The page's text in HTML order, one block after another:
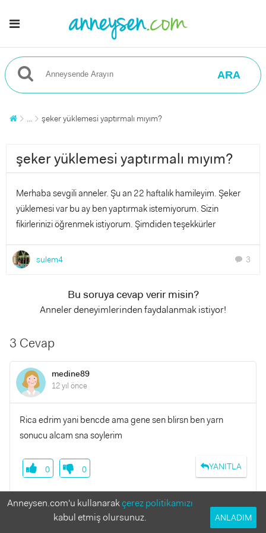
ARA
... şeker yüklemesi yaptırmalı mıyım?
şeker yüklemesi yaptırmalı mıyım?
Merhaba sevgili anneler. Şu an 22 haftalık hamileyim. Şeker
yüklemesi var bu ay ben yaptırmak istemiyorum. Sizin
fikirlerinizi öğrenmek istiyorum. Şimdiden teşekkürler
sulem4 chat 3
Bu soruya cevap verir misin?
Anneler deneyimlerinden faydalanmak istiyor!
3 Cevap
medine89
12 yıl önce
Rica edrim yani bencde ama gene sen blirsn ben yarn
sonucu alcam sna soylerim
YANITLA
0 0
sulem4
Anneysen.com'u kullanarakçerez politikamızı
kabul etmiş olursunuz.
ANLADIM